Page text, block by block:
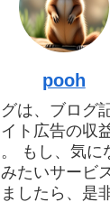
pooh
は、ブログ
ト広告の収
もし、気に
たいサービ
したら、是